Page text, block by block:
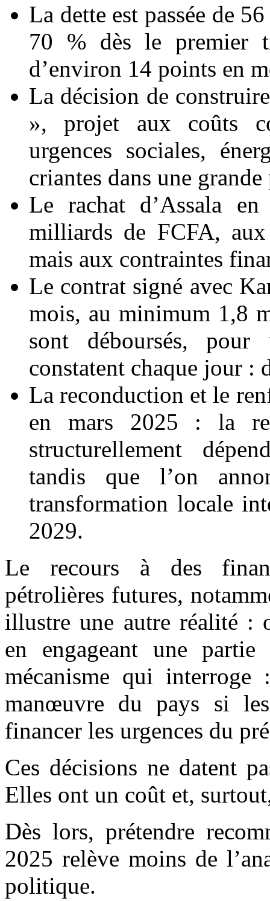
La dette est passée de
70 % dès le premier
d’environ 14 points en
La décision de
», projet aux coûts
urgences sociales,
criantes dans une
Le rachat d’Assala
milliards de FCFA, aux
mais aux contraintes
Le contrat signé avec
mois, au minimum 1,8
sont déboursés,
constatent chaque jour :
La reconduction et le
en mars 2025 : la
structurellement
tandis que l’on
transformation locale
2029.
Le recours à des
pétrolières futures,
illustre une autre réalité :
en engageant une
mécanisme qui interroge
manœuvre du pays si
financer les urgences du
Ces décisions ne datent
Elles ont un coût et,
Dès lors, prétendre
2025 relève moins de
politique.